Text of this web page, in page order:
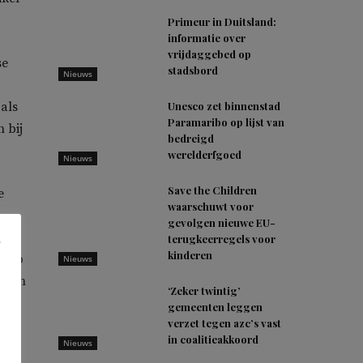
bij
op
. In
Nieuws
Primeur in Duitsland:
informatie over
vrijdaggebed op
stadsbord
Nieuws
Unesco zet binnenstad
Paramaribo op lijst van
bedreigd
werelderfgoed
Nieuws
Save the Children
waarschuwt voor
gevolgen nieuwe EU-
terugkeerregels voor
kinderen
Nieuws
‘Zeker twintig’
gemeenten leggen
verzet tegen azc’s vast
in coalitieakkoord